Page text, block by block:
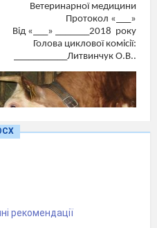
Ветеринарної медицини
Протокол «___»
Від «___» _______2018 року
Голова циклової комісії:
___________Литвинчук О.В..
рекомендації